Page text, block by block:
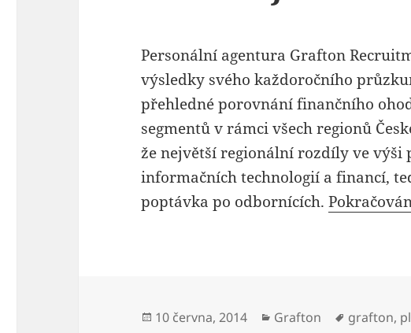
Personální agentura Grafton
výsledky svého každoročního
přehledné porovnání finančního
segmentů v rámci všech regionů
že největší regionální rozdíly ve výši
informačních technologií a financí,
poptávka po odbornících.
Publikováno:
10 června, 2014 Rubriky:
Grafton Štítky:
grafton,